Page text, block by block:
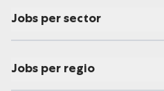
Jobs per sector
Jobs per regio